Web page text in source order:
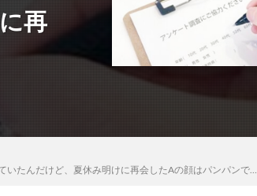
再
たんだけど、夏休み明けに再会したAの顔はパンパンで…